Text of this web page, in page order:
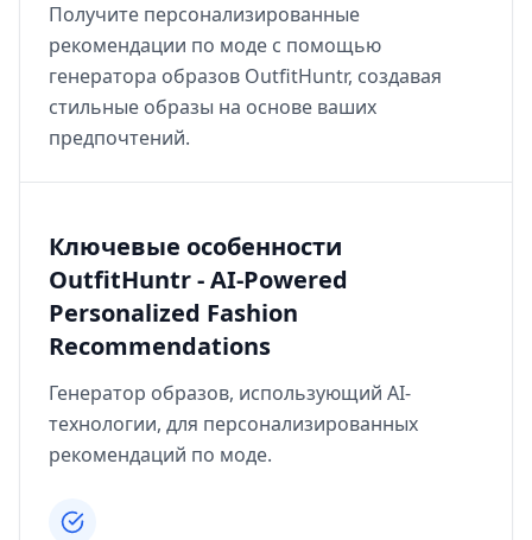
Получите персонализированные
рекомендации по моде с помощью
генератора образов OutfitHuntr, создавая
стильные образы на основе ваших
предпочтений.
Ключевые особенности
OutfitHuntr - AI-Powered
Personalized Fashion
Recommendations
Генератор образов, использующий AI-
технологии, для персонализированных
рекомендаций по моде.